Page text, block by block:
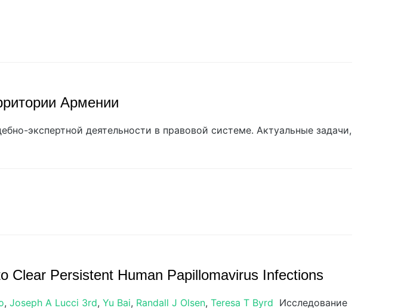
Армении
экспертной деятельности в правовой системе. Актуальные задачи,
Clear Persistent Human Papillomavirus Infections
, Joseph A Lucci 3rd, Yu Bai, Randall J Olsen, Teresa T Byrd Исследование